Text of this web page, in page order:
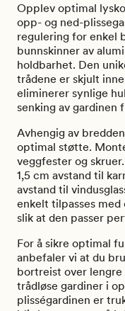
Opplev optimal
opp- og ned-
regulering for enkel
bunnskinner av
holdbarhet. Den
trådene er skjult
eliminerer synlige
senking av gardinen
Avhengig av
optimal støtte.
veggfester og
1,5 cm avstand til
avstand til
enkelt tilpasses
slik at den passer
For å sikre optimal
anbefaler vi at du
bortreist over
trådløse gardiner i
plisségardinen er